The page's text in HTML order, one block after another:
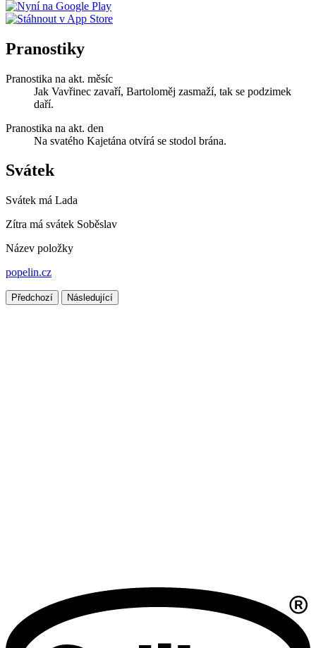
Pranostiky
Pranostika na akt. měsíc
Jak Vavřinec zavaří, Bartoloměj zasmaží, tak se podzimek
daří.
Pranostika na akt. den
Na svatého Kajetána otvírá se stodol brána.
Svátek
Svátek má Lada
Zítra má svátek Soběslav
Název položky
popelin.cz
Předchozí Následující